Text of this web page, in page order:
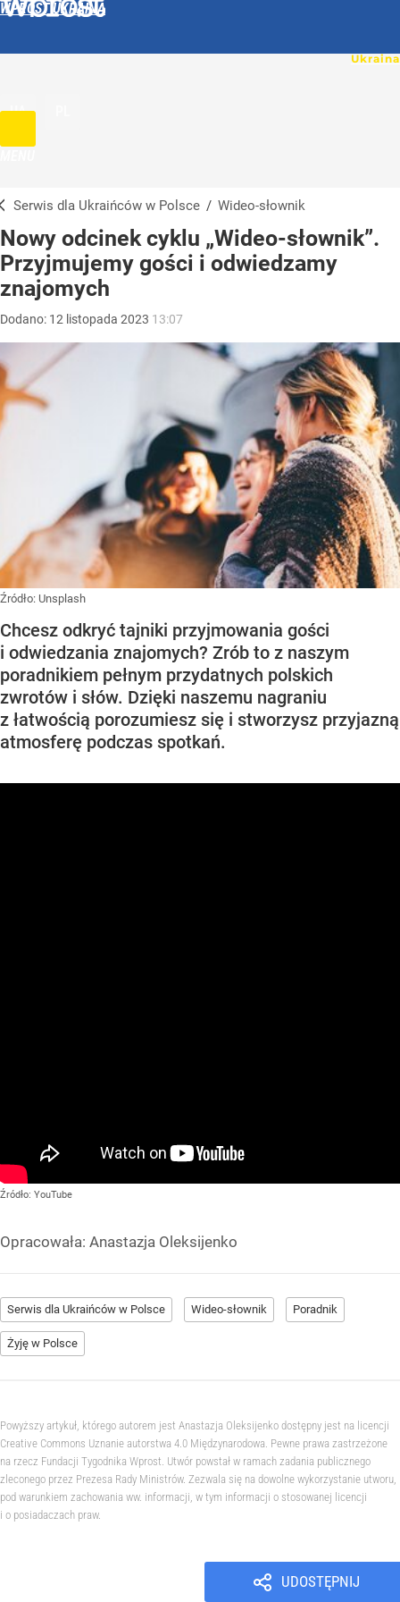
WPROST UKRAINA
UA
Serwis dla Ukraińców w Polsce / Wideo-słownik
Nowy odcinek cyklu „Wideo-słownik”.
Przyjmujemy gości i odwiedzamy
znajomych
Dodano: 12 listopada 2023 13:07
Źródło: Unsplash
Chcesz odkryć tajniki przyjmowania gości
i odwiedzania znajomych? Zrób to z naszym
poradnikiem pełnym przydatnych polskich
zwrotów i słów. Dzięki naszemu nagraniu
z łatwością porozumiesz się i stworzysz przyjazną
atmosferę podczas spotkań.
Źródło: YouTube
Opracowała: Anastazja Oleksijenko
Serwis dla Ukraińców w Polsce Wideo-słownik Poradnik
Żyję w Polsce
Powyższy artykuł, którego autorem jest Anastazja Oleksijenko dostępny jest na licencji
Creative Commons Uznanie autorstwa 4.0 Międzynarodowa. Pewne prawa zastrzeżone
na rzecz Fundacji Tygodnika Wprost. Utwór powstał w ramach zadania publicznego
zleconego przez Prezesa Rady Ministrów. Zezwala się na dowolne wykorzystanie utworu,
pod warunkiem zachowania ww. informacji, w tym informacji o stosowanej licencji
i o posiadaczach praw.
UDOSTĘPNIJ